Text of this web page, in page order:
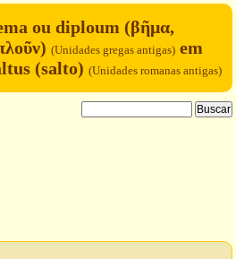
ou diploum (βῆμα,
(Unidades gregas antigas) em
(salto) (Unidades romanas antigas)